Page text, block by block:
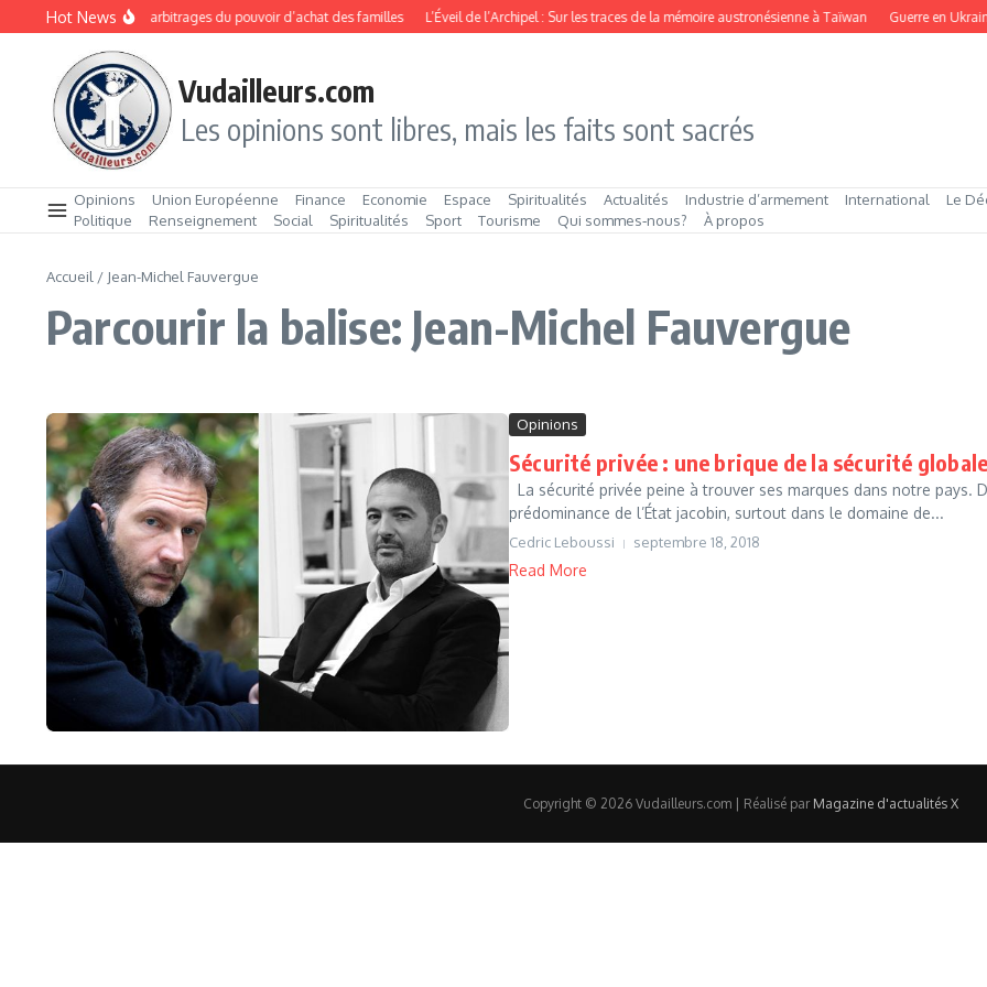
Aller au contenu
Hot News
Rentrée 2026 : les arbitrages du pouvoir d’achat des familles L’Éveil de l’Archipel : Sur les traces de la mémoire austronésienne à Taïwan Guerre en
Vudailleurs.com
Les opinions sont libres, mais les faits sont sacrés
Opinions Union Européenne Finance Economie Espace Spiritualités Actualités Industrie d’armement International Le
Politique
Renseignement Social Spiritualités Sport Tourisme Qui sommes‑nous? À propos
Accueil / Jean-Michel Fauvergue
Parcourir la balise: Jean-Michel Fauvergue
Opinions
Sécurité privée : une brique de la sécurité globale
La sécurité privée peine à trouver ses marques dans notre pays.
prédominance de l’État jacobin, surtout dans le domaine de...
Cedric Leboussi septembre 18, 2018
Read More
Copyright © 2026 Vudailleurs.com | Réalisé par Magazine d'actualités X